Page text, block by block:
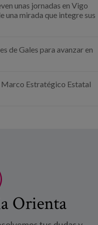
unas jornadas en Vigo
una mirada que integre sus
de Gales para avanzar en
Estratégico Estatal
Orienta